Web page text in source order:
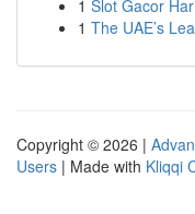
1 Slot Gacor
1 The UAE’s
Copyright © 2026 |
Users | Made with Kliqqi